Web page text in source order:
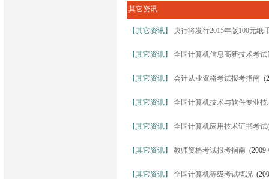
其它资讯
【其它资讯】 央行将发行2015年版100元纸
【其它资讯】 全国计算机信息高新技术考试
【其它资讯】 会计从业资格考试报考指南
【其它资讯】 全国计算机技术与软件专业
【其它资讯】 全国计算机应用技术证书考试
【其它资讯】 教师资格考试报考指南(2009-
【其它资讯】 全国计算机等级考试概况